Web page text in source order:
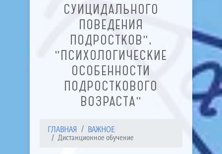
СУИЦИДАЛЬНОГО
ПОВЕДЕНИЯ
ПОДРОСТКОВ",
"ПСИХОЛОГИЧЕСКИЕ
ОСОБЕННОСТИ
ПОДРОСТКОВОГО
ВОЗРАСТА"
ГЛАВНАЯ ВАЖНОЕ
Дистанционное обучение